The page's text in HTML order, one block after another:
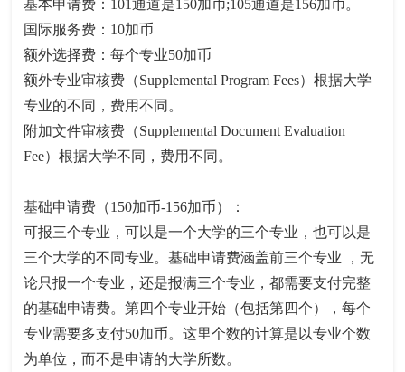
基本申请费：101通道是150加币;105通道是156加币。
国际服务费：10加币
额外选择费：每个专业50加币
额外专业审核费（Supplemental Program Fees）根据大学
专业的不同，费用不同。
附加文件审核费（Supplemental Document Evaluation
Fee）根据大学不同，费用不同。
基础申请费（150加币-156加币）：
可报三个专业，可以是一个大学的三个专业，也可以是
三个大学的不同专业。基础申请费涵盖前三个专业 ，无
论只报一个专业，还是报满三个专业，都需要支付完整
的基础申请费。第四个专业开始（包括第四个），每个
专业需要多支付50加币。这里个数的计算是以专业个数
为单位，而不是申请的大学所数。